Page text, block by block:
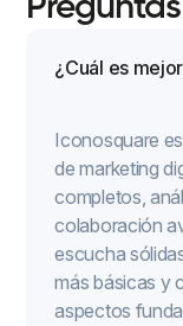
¿Cuál es
Iconosquare
de marketing
completos,
colaboración
escucha
más básicas y
aspectos